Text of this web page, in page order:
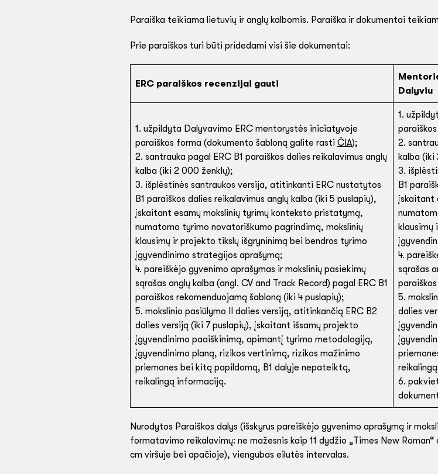
Paraiška teikiama lietuvių ir anglų kalbomis. Paraiška ir dokumentai
Prie paraiškos turi būti pridedami visi šie dokumentai:
ERC paraiškos recenzijai gauti
Dalyviu
1. užpildyta Dalyvavimo ERC mentorystės iniciatyvoje
paraiškos forma (dokumento šabloną galite rasti ČIA);
2. santrauka pagal ERC B1 paraiškos dalies reikalavimus anglų
kalba (iki 2 000 ženklų);
3. išplėstinės santraukos versija, atitinkanti ERC nustatytos
B1 paraiškos dalies reikalavimus anglų kalba (iki 5 puslapių),
įskaitant esamų mokslinių tyrimų konteksto pristatymą,
numatomo tyrimo novatoriškumo pagrindimą, mokslinių
klausimų ir projekto tikslų išgryninimą bei bendros tyrimo
įgyvendinimo strategijos aprašymą;
4. pareiškėjo gyvenimo aprašymas ir mokslinių pasiekimų
sąrašas anglų kalba (angl. CV and Track Record) pagal ERC B1
paraiškos rekomenduojamą šabloną (iki 4 puslapių);
5. mokslinio pasiūlymo II dalies versiją, atitinkančią ERC B2
dalies versiją (iki 7 puslapių), įskaitant išsamų projekto
įgyvendinimo paaiškinimą, apimantį tyrimo metodologiją,
įgyvendinimo planą, rizikos vertinimą, rizikos mažinimo
priemones bei kitą papildomą, B1 dalyje nepateiktą,
reikalingą informaciją.
1.
2.
kalba (iki
3.
B1
įskaitant
4.
sąrašas
5.
dalies
6.
Nurodytos Paraiškos dalys (išskyrus pareiškėjo gyvenimo aprašymą ir
formatavimo reikalavimų: ne mažesnis kaip 11 dydžio „Times New
cm viršuje bei apačioje), viengubas eilutės intervalas.